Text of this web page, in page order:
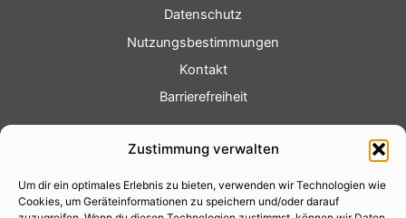
Zustimmung verwalten
Um dir ein optimales Erlebnis zu bieten, verwenden wir Technologien wie
Cookies, um Geräteinformationen zu speichern und/oder darauf
Datenschutz
Nutzungsbestimmungen
Kontakt
Barrierefreiheit
Fotoservice
Videoservice